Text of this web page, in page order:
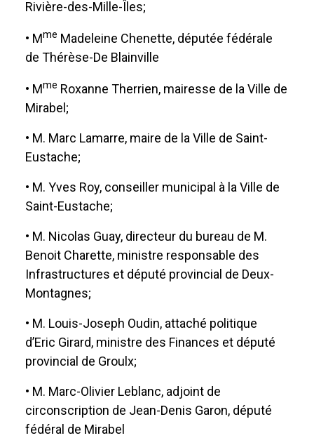
Rivière-des-Mille-Îles;
• Mme Madeleine Chenette, députée fédérale
de Thérèse-De Blainville
• Mme Roxanne Therrien, mairesse de la Ville de
Mirabel;
• M. Marc Lamarre, maire de la Ville de Saint-
Eustache;
• M. Yves Roy, conseiller municipal à la Ville de
Saint-Eustache;
• M. Nicolas Guay, directeur du bureau de M.
Benoit Charette, ministre responsable des
Infrastructures et député provincial de Deux-
Montagnes;
• M. Louis-Joseph Oudin, attaché politique
d’Eric Girard, ministre des Finances et député
provincial de Groulx;
• M. Marc-Olivier Leblanc, adjoint de
circonscription de Jean-Denis Garon, député
fédéral de Mirabel